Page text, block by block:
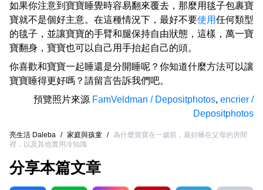
如果你注意到寶寶睡覺時容易翻來覆去，那麼用毯子包裹寶
寶就不是個好主意。在這種情況下，最好不要使用任何類型
的毯子，並讓寶寶的手臂和腿保持自由狀態，這樣，萬一寶
寶翻身，寶寶也可以自己用手抬起自己的頭。
你喜歡和寶寶一起睡還是分開睡呢？你知道什麼方法可以讓
寶寶睡得更好嗎？請留言告訴我們吧。
預覽照片來源 FamVeldman / Depositphotos, encrier /
Depositphotos
亮生活 Daleba / 家庭與孩童 / 為什麼寶寶在一歲前，最好睡在父母的房間
裡，以及其他實用冷知識
分享本篇文章